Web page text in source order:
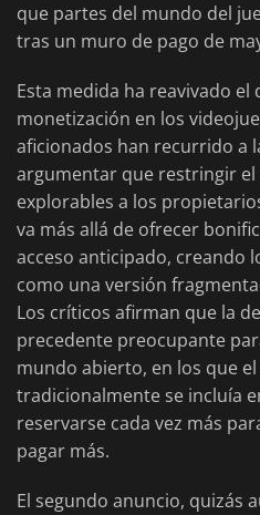
que partes del mundo del
tras un muro de pago de
Esta medida ha reavivado
monetización en los
aficionados han recurrido a
argumentar que restringir el
explorables a los
va más allá de ofrecer
acceso anticipado, creando
como una versión
Los críticos afirman que la
precedente preocupante
mundo abierto, en los que
tradicionalmente se incluía
reservarse cada vez más
pagar más.
El segundo anuncio, quizás